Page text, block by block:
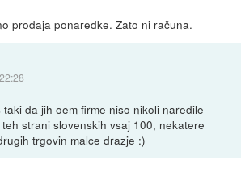
prodaja ponaredke. Zato ni računa.
da jih oem firme niso nikoli naredile
strani slovenskih vsaj 100, nekatere
trgovin malce drazje :)